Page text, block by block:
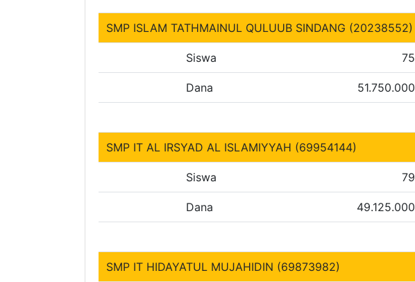
SMP ISLAM TATHMAINUL QULUUB SINDANG (20238552)
Siswa 75
Dana 51.750.000
SMP IT AL IRSYAD AL ISLAMIYYAH (69954144)
Siswa 79
Dana 49.125.000
SMP IT HIDAYATUL MUJAHIDIN (69873982)